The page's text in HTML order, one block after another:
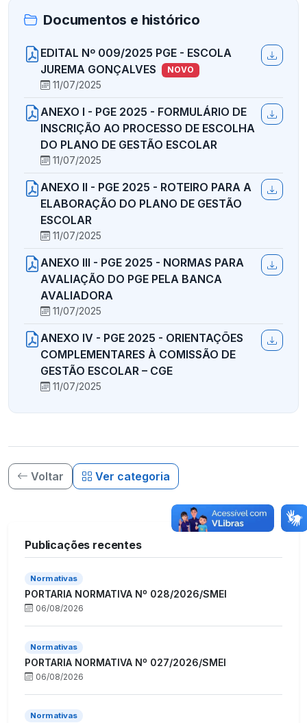
Documentos e histórico
EDITAL Nº 009/2025 PGE - ESCOLA
JUREMA GONÇALVES
NOVO
11/07/2025
ANEXO I - PGE 2025 - FORMULÁRIO DE
INSCRIÇÃO AO PROCESSO DE ESCOLHA
DO PLANO DE GESTÃO ESCOLAR
11/07/2025
ANEXO II - PGE 2025 - ROTEIRO PARA A
ELABORAÇÃO DO PLANO DE GESTÃO
ESCOLAR
11/07/2025
ANEXO III - PGE 2025 - NORMAS PARA
AVALIAÇÃO DO PGE PELA BANCA
AVALIADORA
11/07/2025
ANEXO IV - PGE 2025 - ORIENTAÇÕES
COMPLEMENTARES À COMISSÃO DE
GESTÃO ESCOLAR – CGE
11/07/2025
Voltar Ver categoria
Publicações recentes
Normativas
PORTARIA NORMATIVA Nº 028/2026/SMEI
06/08/2026
Normativas
PORTARIA NORMATIVA Nº 027/2026/SMEI
06/08/2026
Normativas